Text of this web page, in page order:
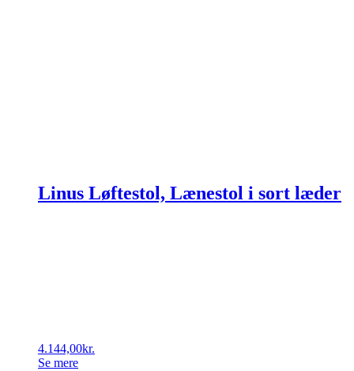
Linus Løftestol, Lænestol i sort læder
4.144,00kr.
Se mere